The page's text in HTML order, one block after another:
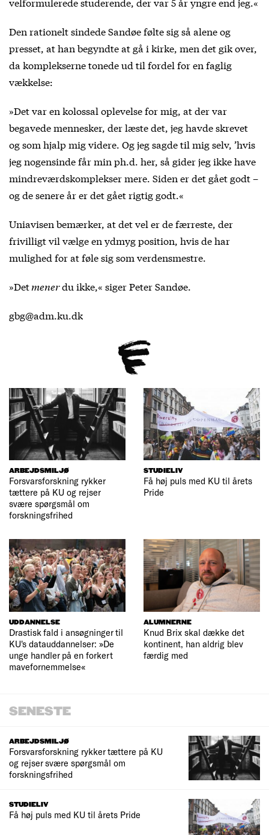
Den rationelt sindede Sandøe følte sig så alene og
presset, at han begyndte at gå i kirke, men det gik over,
da komplekserne tonede ud til fordel for en faglig
vækkelse:
»Det var en kolossal oplevelse for mig, at der var
begavede mennesker, der læste det, jeg havde skrevet
og som hjalp mig videre. Og jeg sagde til mig selv, ’hvis
jeg nogensinde får min ph.d. her, så gider jeg ikke have
mindreværdskomplekser mere. Siden er det gået godt –
og de senere år er det gået rigtig godt.«
Uniavisen bemærker, at det vel er de færreste, der
frivilligt vil vælge en ydmyg position, hvis de har
mulighed for at føle sig som verdensmestre.
»Detmenerdu ikke,« siger Peter Sandøe.
gbg@adm.ku.dk
ARBEJDSMILJØ
Forsvarsforskning rykker
tættere på KU og rejser
svære spørgsmål om
forskningsfrihed
STUDIELIV
Få høj puls med KU til årets
Pride
UDDANNELSE
Drastisk fald i ansøgninger til
KU's datauddannelser: »De
unge handler på en forkert
mavefornemmelse«
ALUMNERNE
Knud Brix skal dække det
kontinent, han aldrig blev
færdig med
SENESTE
ARBEJDSMILJØ
Forsvarsforskning rykker tættere på KU
og rejser svære spørgsmål om
forskningsfrihed
STUDIELIV
Få høj puls med KU til årets Pride